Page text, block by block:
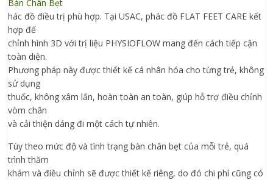
Bàn Chân Bẹt
hác đồ điều trị phù hợp. Tại USAC, phác đồ FLAT FEET CARE kết
hợp đế
chỉnh hình 3D với trị liệu PHYSIOFLOW mang đến cách tiếp cận
toàn diện.
Phương pháp này được thiết kế cá nhân hóa cho từng trẻ, không
sử dụng
thuốc, không xâm lấn, hoàn toàn an toàn, giúp hỗ trợ điều chỉnh
vòm chân
và cải thiện dáng đi một cách tự nhiên.
Tùy theo mức độ và tình trạng bàn chân bẹt của mỗi trẻ, quá
trình thăm
khám và điều chỉnh sẽ được thiết kế riêng, do đó chi phí cũng có